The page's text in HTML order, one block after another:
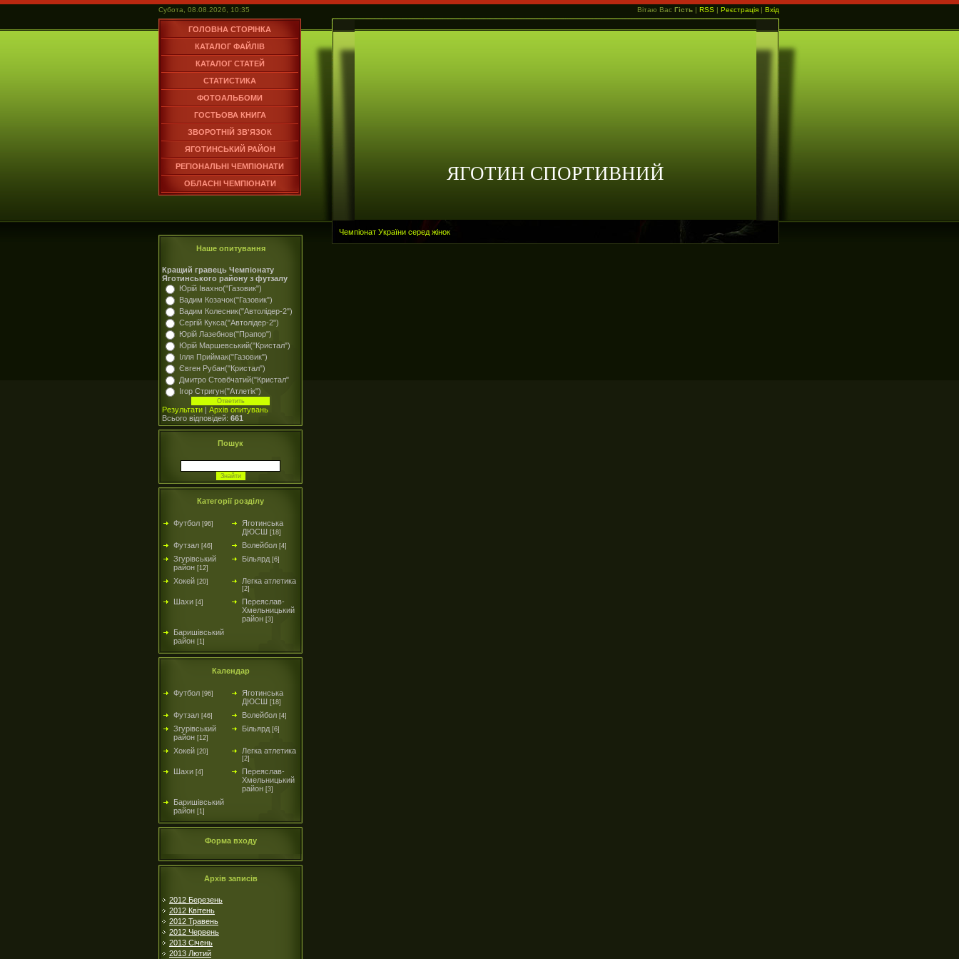
Субота, 08.08.2026, 10:35 Вітаю Вас Гість | RSS | Реєстрація | Вхід
ГОЛОВНА СТОРІНКА
КАТАЛОГ ФАЙЛІВ
КАТАЛОГ СТАТЕЙ
СТАТИСТИКА
ФОТОАЛЬБОМИ
ГОСТЬОВА КНИГА
ЗВОРОТНІЙ ЗВ'ЯЗОК
ЯГОТИНСЬКИЙ РАЙОН
РЕГІОНАЛЬНІ ЧЕМПІОНАТИ
ОБЛАСНІ ЧЕМПІОНАТИ
ЯГОТИН СПОРТИВНИЙ
Наше опитування
Кращий гравець Чемпіонату
Яготинського району з футзалу
Юрій Івахно("Газовик")
Вадим Козачок("Газовик")
Вадим Колесник("Автолідер-2")
Сергій Кукса("Автолідер-2")
Юрій Лазебнов("Прапор")
Юрій Маршевський("Кристал")
Ілля Приймак("Газовик")
Євген Рубан("Кристал")
Дмитро Стовбчатий("Кристал"
Ігор Стригун("Атлетік")
Результати | Архів опитувань
Всього відповідей: 661
Пошук
Категорії розділу
Футбол [96]
Яготинська
ДЮСШ [18]
Футзал [46] Волейбол [4]
Згурівський
район [12]
Більярд [6]
Хокей [20] Легка атлетика
[2]
Шахи [4]
Переяслав-
Хмельницький
район [3]
Баришівський
район [1]
Календар
Футбол [96]
Яготинська
ДЮСШ [18]
Футзал [46] Волейбол [4]
Згурівський
район [12]
Більярд [6]
Хокей [20] Легка атлетика
[2]
Шахи [4]
Переяслав-
Хмельницький
район [3]
Баришівський
район [1]
Форма входу
Архів записів
2012 Березень
2012 Квітень
2012 Травень
2012 Червень
2013 Січень
2013 Лютий
Чемпіонат України серед жінок